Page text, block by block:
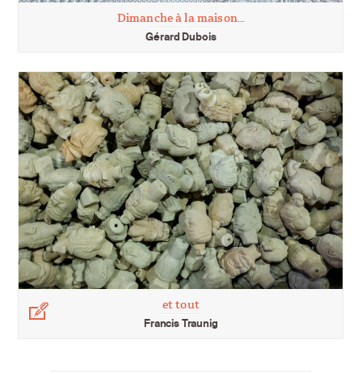
Dimanche à la maison…
Gérard Dubois
et tout
Francis Traunig